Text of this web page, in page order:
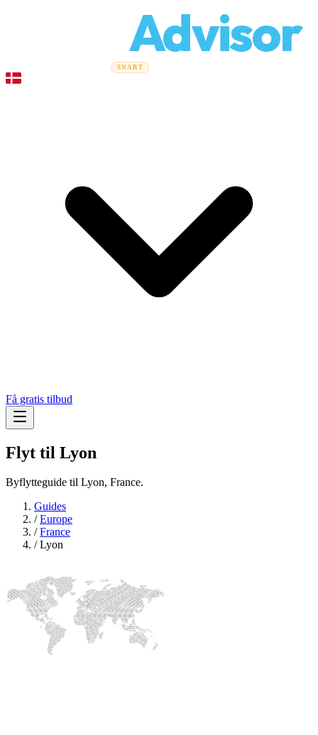
Advisor
Flyttefirmaer SNART
Få gratis tilbud
Flyt til Lyon
Byflytteguide til Lyon, France.
Guides
/Europe
/France
/Lyon